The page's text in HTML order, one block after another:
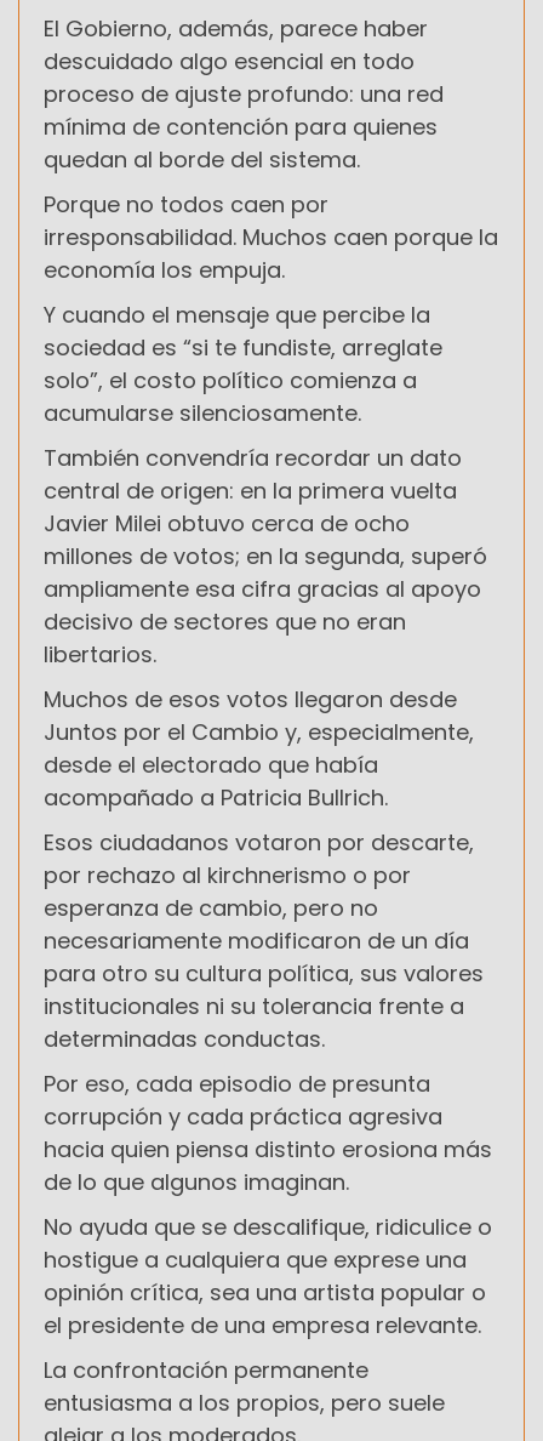
El Gobierno, además, parece haber
descuidado algo esencial en todo
proceso de ajuste profundo: una red
mínima de contención para quienes
quedan al borde del sistema.
Porque no todos caen por
irresponsabilidad. Muchos caen porque la
economía los empuja.
Y cuando el mensaje que percibe la
sociedad es “si te fundiste, arreglate
solo”, el costo político comienza a
acumularse silenciosamente.
También convendría recordar un dato
central de origen: en la primera vuelta
Javier Milei obtuvo cerca de ocho
millones de votos; en la segunda, superó
ampliamente esa cifra gracias al apoyo
decisivo de sectores que no eran
libertarios.
Muchos de esos votos llegaron desde
Juntos por el Cambio y, especialmente,
desde el electorado que había
acompañado a Patricia Bullrich.
Esos ciudadanos votaron por descarte,
por rechazo al kirchnerismo o por
esperanza de cambio, pero no
necesariamente modificaron de un día
para otro su cultura política, sus valores
institucionales ni su tolerancia frente a
determinadas conductas.
Por eso, cada episodio de presunta
corrupción y cada práctica agresiva
hacia quien piensa distinto erosiona más
de lo que algunos imaginan.
No ayuda que se descalifique, ridiculice o
hostigue a cualquiera que exprese una
opinión crítica, sea una artista popular o
el presidente de una empresa relevante.
La confrontación permanente
entusiasma a los propios, pero suele